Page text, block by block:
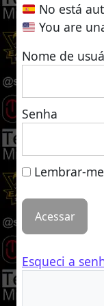
No está
You are
Nome de
Senha
Lembrar-me
Esqueci a